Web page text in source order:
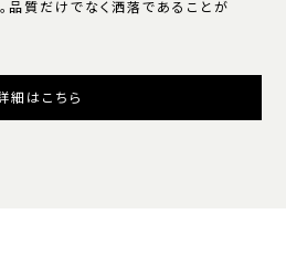
品質だけでなく洒落であることが
細はこちら